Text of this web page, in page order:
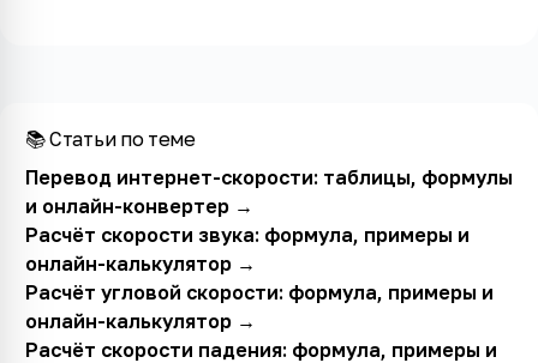
📚 Статьи по теме
Перевод интернет-скорости: таблицы, формулы
и онлайн-конвертер→
Расчёт скорости звука: формула, примеры и
онлайн-калькулятор→
Расчёт угловой скорости: формула, примеры и
онлайн-калькулятор→
Расчёт скорости падения: формула, примеры и